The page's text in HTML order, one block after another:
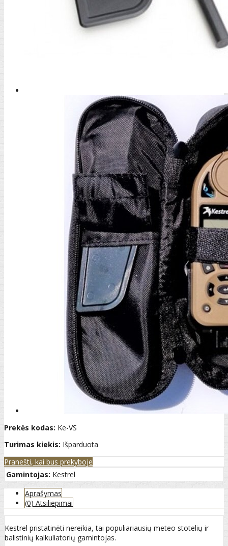
Prekės kodas: Ke-VS
Turimas kiekis: Išparduota
Pranešti, kai bus prekyboje
Gamintojas: Kestrel
Aprašymas
(0) Atsiliepimai
Kestrel pristatinėti nereikia, tai populiariausių meteo stotelių ir
balistinių kalkuliatorių gamintojas.